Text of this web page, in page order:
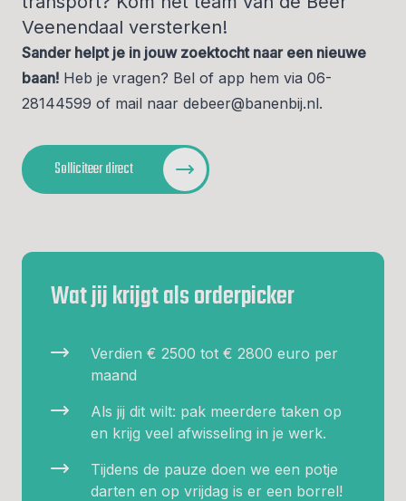
Veenendaal versterken!
Sander helpt je in jouw zoektocht naar een nieuwe
baan! Heb je vragen? Bel of app hem via 06-
28144599 of mail naar debeer@banenbij.nl.
Solliciteer direct
Wat jij krijgt als orderpicker
Verdien € 2500 tot € 2800 euro per
maand
Als jij dit wilt: pak meerdere taken op
en krijg veel afwisseling in je werk.
Tijdens de pauze doen we een potje
darten en op vrijdag is er een borrel!